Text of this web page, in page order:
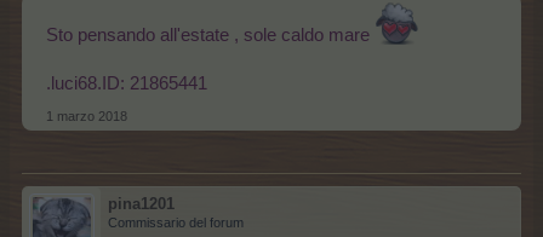
Sto pensando all'estate , sole caldo mare
.luci68.ID: 21865441
1 marzo 2018
pina1201
Commissario del forum